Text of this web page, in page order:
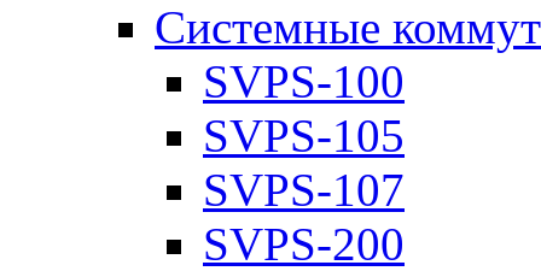
Системные
SVPS-100
SVPS-105
SVPS-107
SVPS-200